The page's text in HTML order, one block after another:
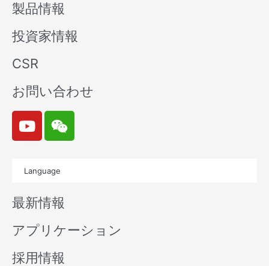
製品情報
投資家情報
CSR
お問い合わせ
Y
o
u
b
e
W
e
i
n
Language
最新情報
アプリケーション
採用情報